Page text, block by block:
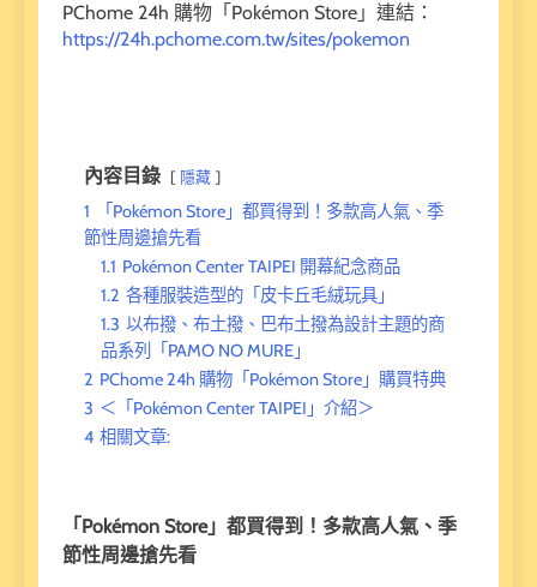
PChome 24h 購物「Pokémon Store」連結：
https://24h.pchome.com.tw/sites/pokemon
內容目錄 隱藏
1
「Pokémon Store」都買得到！多款高人氣、季
節性周邊搶先看
1.1 Pokémon Center TAIPEI 開幕紀念商品
1.2 各種服裝造型的「皮卡丘毛絨玩具」
1.3 以布撥、布土撥、巴布土撥為設計主題的商
品系列「PAMO NO MURE」
2 PChome 24h 購物「Pokémon Store」購買特典
3 ＜「Pokémon Center TAIPEI」介紹＞
4 相關文章:
「Pokémon Store」都買得到！多款高人氣、季
節性周邊搶先看